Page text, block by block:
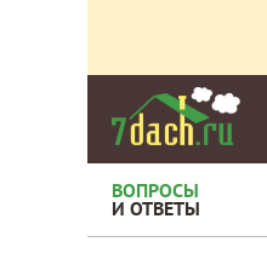
ВОПРОСЫ
И ОТВЕТЫ